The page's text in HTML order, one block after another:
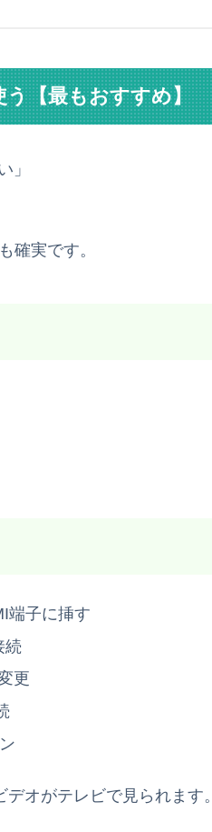
【最もおすすめ】
」
確実です。
端子に挿す
続
更
オがテレビで見られます。